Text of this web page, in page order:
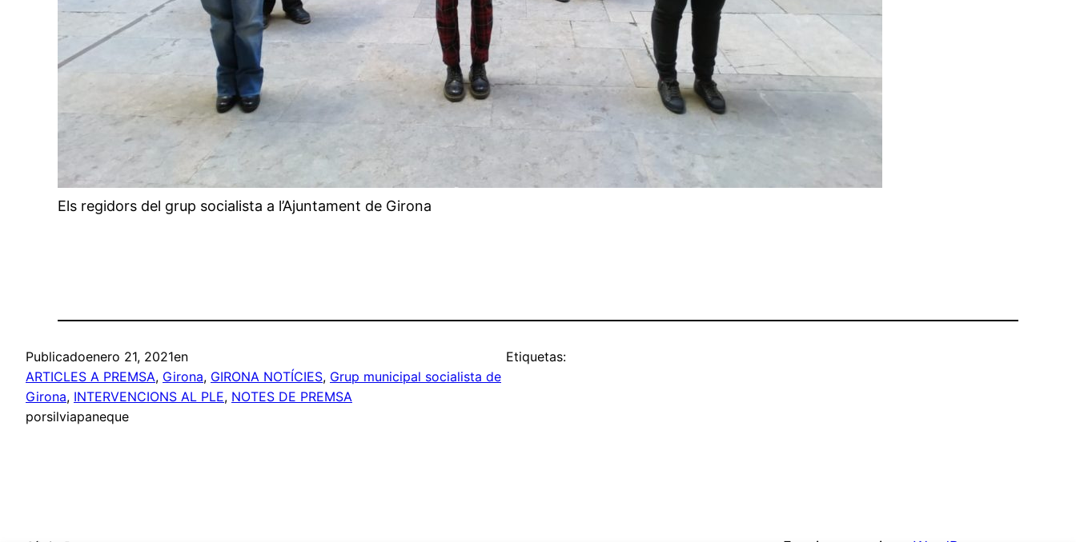
Els regidors del grup socialista a l’Ajuntament de Girona
Publicadoenero 21, 2021en
ARTICLES A PREMSA, Girona, GIRONA NOTÍCIES, Grup municipal socialista de
Girona, INTERVENCIONS AL PLE, NOTES DE PREMSA
porsilviapaneque
Etiquetas: